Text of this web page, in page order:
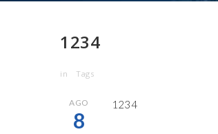
1234
in Tags
AGO
8
1234